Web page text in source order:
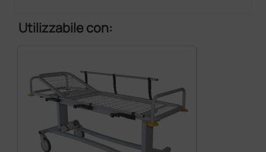
Utilizzabile con: